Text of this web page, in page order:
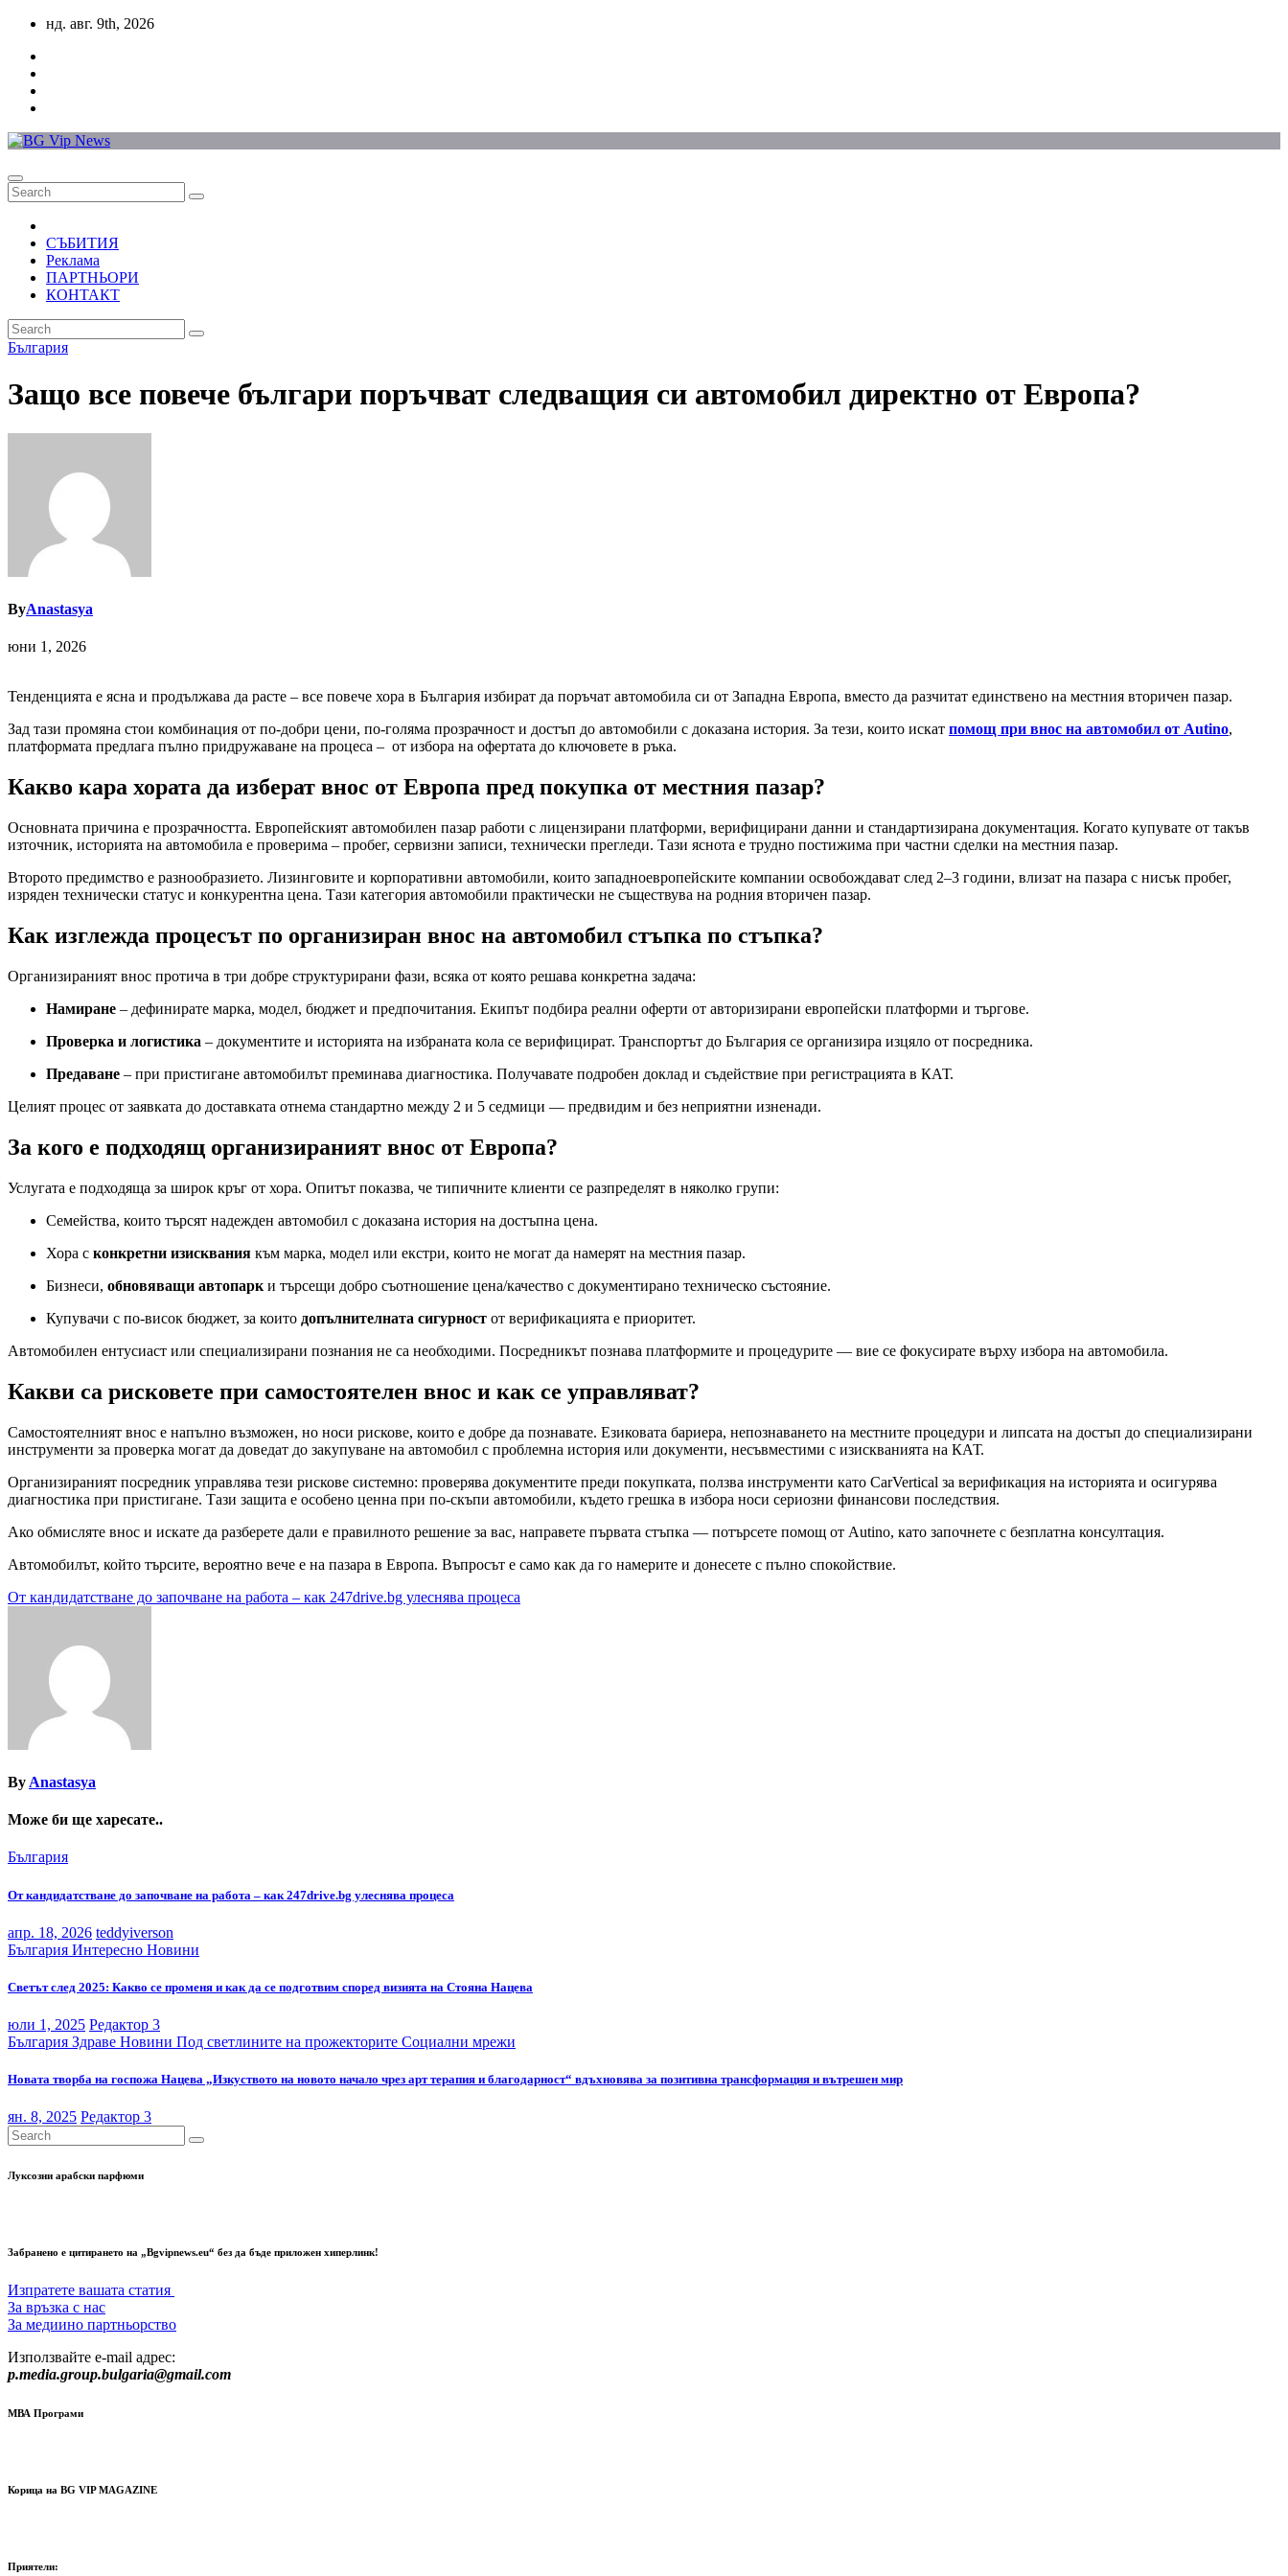
Skip
content
нд. авг. 9th, 2026
СЪБИТИЯ
Реклама
ПАРТНЬОРИ
КОНТАКТ
България
Защо все повече българи поръчват следващия си автомобил директно от Европа?
ByAnastasya
юни 1, 2026
Тенденцията е ясна и продължава да расте – все повече хора в България избират да поръчат автомобила си от Западна Европа, вместо да разчитат единствено на местния вторичен пазар.
Зад тази промяна стои комбинация от по-добри цени, по-голяма прозрачност и достъп до автомобили с доказана история. За тези, които искат помощ при внос на автомобил от Autino,
платформата предлага пълно придружаване на процеса – от избора на офертата до ключовете в ръка.
Какво кара хората да изберат внос от Европа пред покупка от местния пазар?
Основната причина е прозрачността. Европейският автомобилен пазар работи с лицензирани платформи, верифицирани данни и стандартизирана документация. Когато купувате от такъв
източник, историята на автомобила е проверима – пробег, сервизни записи, технически прегледи. Тази яснота е трудно постижима при частни сделки на местния пазар.
Второто предимство е разнообразието. Лизинговите и корпоративни автомобили, които западноевропейските компании освобождават след 2–3 години, влизат на пазара с нисък пробег,
изряден технически статус и конкурентна цена. Тази категория автомобили практически не съществува на родния вторичен пазар.
Как изглежда процесът по организиран внос на автомобил стъпка по стъпка?
Организираният внос протича в три добре структурирани фази, всяка от която решава конкретна задача:
Намиране – дефинирате марка, модел, бюджет и предпочитания. Екипът подбира реални оферти от авторизирани европейски платформи и търгове.
Проверка и логистика – документите и историята на избраната кола се верифицират. Транспортът до България се организира изцяло от посредника.
Предаване – при пристигане автомобилът преминава диагностика. Получавате подробен доклад и съдействие при регистрацията в КАТ.
Целият процес от заявката до доставката отнема стандартно между 2 и 5 седмици — предвидим и без неприятни изненади.
За кого е подходящ организираният внос от Европа?
Услугата е подходяща за широк кръг от хора. Опитът показва, че типичните клиенти се разпределят в няколко групи:
Семейства, които търсят надежден автомобил с доказана история на достъпна цена.
Хора с конкретни изисквания към марка, модел или екстри, които не могат да намерят на местния пазар.
Бизнеси, обновяващи автопарк и търсещи добро съотношение цена/качество с документирано техническо състояние.
Купувачи с по-висок бюджет, за които допълнителната сигурност от верификацията е приоритет.
Автомобилен ентусиаст или специализирани познания не са необходими. Посредникът познава платформите и процедурите — вие се фокусирате върху избора на автомобила.
Какви са рисковете при самостоятелен внос и как се управляват?
Самостоятелният внос е напълно възможен, но носи рискове, които е добре да познавате. Езиковата бариера, непознаването на местните процедури и липсата на достъп до специализирани
инструменти за проверка могат да доведат до закупуване на автомобил с проблемна история или документи, несъвместими с изискванията на КАТ.
Организираният посредник управлява тези рискове системно: проверява документите преди покупката, ползва инструменти като CarVertical за верификация на историята и осигурява
диагностика при пристигане. Тази защита е особено ценна при по-скъпи автомобили, където грешка в избора носи сериозни финансови последствия.
Ако обмисляте внос и искате да разберете дали е правилното решение за вас, направете първата стъпка — потърсете помощ от Autino, като започнете с безплатна консултация.
Автомобилът, който търсите, вероятно вече е на пазара в Европа. Въпросът е само как да го намерите и донесете с пълно спокойствие.
Навигация
От кандидатстване до започване на работа – как 247drive.bg улеснява процеса
By Anastasya
Може би ще харесате..
България
От кандидатстване до започване на работа – как 247drive.bg улеснява процеса
апр. 18, 2026 teddyiverson
България Интересно Новини
Светът след 2025: Какво се променя и как да се подготвим според визията на Стояна Нацева
юли 1, 2025 Редактор 3
България Здраве Новини Под светлините на прожекторите Социални мрежи
Новата творба на госпожа Нацева „Изкуството на новото начало чрез арт терапия и благодарност“ вдъхновява за позитивна трансформация и вътрешен мир
ян. 8, 2025 Редактор 3
Луксозни арабски парфюми
Забранено е цитирането на „Bgvipnews.eu“ без да бъде приложен хиперлинк!
Изпратете вашата статия
За връзка с нас
За медиино партньорство
Използвайте e-mail адрес:
p.media.group.bulgaria@gmail.com
МВА Програми
Корица на BG VIP MAGAZINE
Приятели: